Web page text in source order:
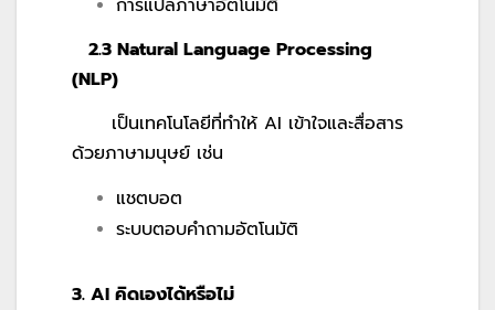
การแปลภาษาอัตโนมัติ
2.3 Natural Language Processing
(NLP)
เป็นเทคโนโลยีที่ทำให้ AI เข้าใจและสื่อสาร
ด้วยภาษามนุษย์ เช่น
แชตบอต
ระบบตอบคำถามอัตโนมัติ
3. AI คิดเองได้หรือไม่